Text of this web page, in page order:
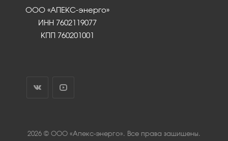
ООО «АПЕКС-энерго»
ИНН 7602119077
КПП 760201001
2026 © ООО «Апекс-энерго». Все права защищены.